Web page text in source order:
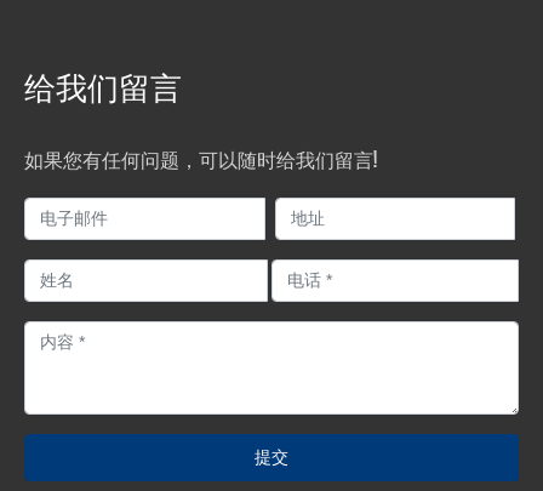
给我们留言
如果您有任何问题，可以随时给我们留言!
提交